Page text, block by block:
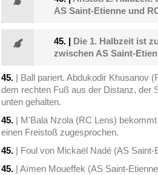
AS Saint-Etienne und
45. | Die 1. Halbzeit ist
zwischen AS Saint-
45. | Ball pariert. Abdukodir Khusanov
dem rechten Fuß aus der Distanz, der
unten gehalten.
45. | M'Bala Nzola (RC Lens)
einen Freistoß zugesprochen.
45. | Foul von Mickaël Nadé (AS Saint-
45. | Aïmen Moueffek (AS Saint-